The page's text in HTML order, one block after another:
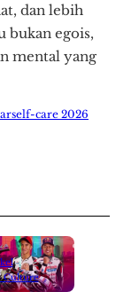
dan lebih
egois,
mental yang
self-care 2026
Culture